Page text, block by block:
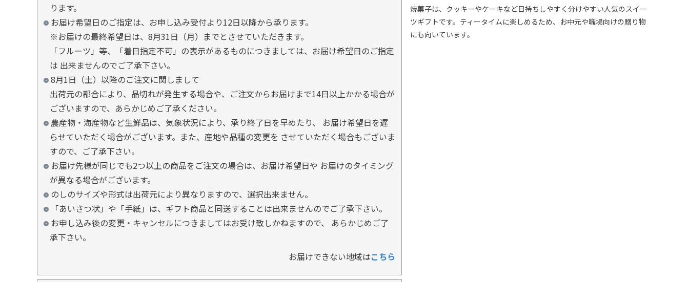
ります。
お届け希望日のご指定は、お申し込み受付より12日以降から承ります。
※お届けの最終希望日は、8月31日（月）までとさせていただきます。
「フルーツ」等、「着日指定不可」の表示があるものにつきましては、お届け希望日のご指定
は 出来ませんのでご了承下さい。
8月1日（土）以降のご注文に関しまして
出荷元の都合により、品切れが発生する場合や、ご注文からお届けまで14日以上かかる場合が
ございますので、あらかじめご了承ください。
農産物・海産物など生鮮品は、気象状況により、承り終了日を早めたり、 お届け希望日を遅
らせていただく場合がございます。また、産地や品種の変更を させていただく場合もございま
すので、ご了承下さい。
お届け先様が同じでも2つ以上の商品をご注文の場合は、お届け希望日や お届けのタイミング
が異なる場合がございます。
のしのサイズや形式は出荷元により異なりますので、選択出来ません。
「あいさつ状」や「手紙」は、ギフト商品と同送することは出来ませんのでご了承下さい。
お申し込み後の変更・キャンセルにつきましてはお受け致しかねますので、 あらかじめご了
承下さい。
お届けできない地域はこちら
焼菓子は、クッキーやケーキなど日持ちしやすく分けやすい人気のスイー
ツギフトです。ティータイムに楽しめるため、お中元や職場向けの贈り物
にも向いています。